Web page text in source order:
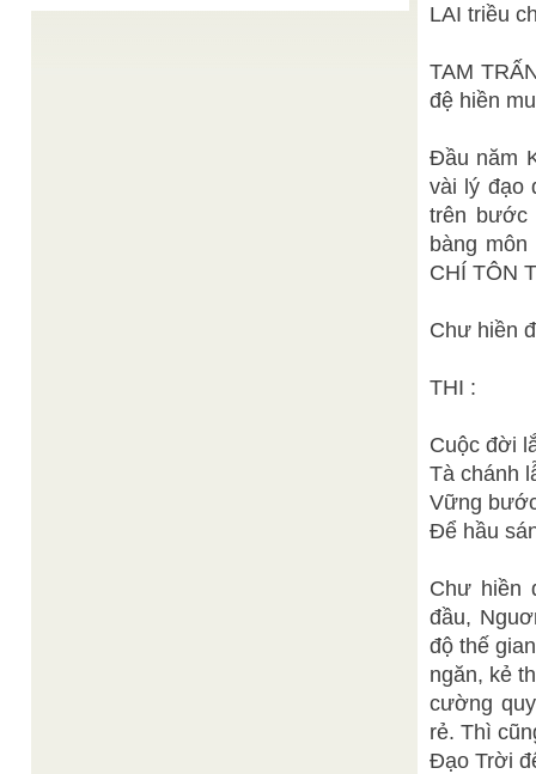
LAI triều
TAM
đệ hiền
Đầu năm
vài lý đạo
trên bước
bàng
CHÍ TÔN
Chư hiền
THI :
Cuộc đời
Tà chánh
Vững
Để hầu
Chư hiền
đầu,
độ thế
ngăn, kẻ
cường
rẻ. Thì
Đạo Trời